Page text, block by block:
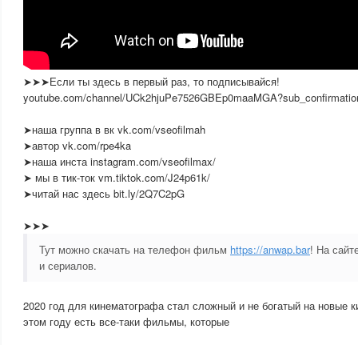
➤➤➤Если ты здесь в первый раз, то подписывайся!
youtube.com/channel/
➤наша группа в вк vk.com/vseofilmah
➤автор vk.com/rpe4ka
➤наша инста instagram.com/vseofilmax/
➤ мы в тик-ток vm.tiktok.com/J24p61k/
➤читай нас здесь bit.ly/2Q7C2pG
➤➤➤
Тут можно скачать на телефон фильм https://anwap.bar! На
и сериалов.
2020 год для кинематографа стал сложный и не богатый на новые
этом году есть все-таки фильмы, которые